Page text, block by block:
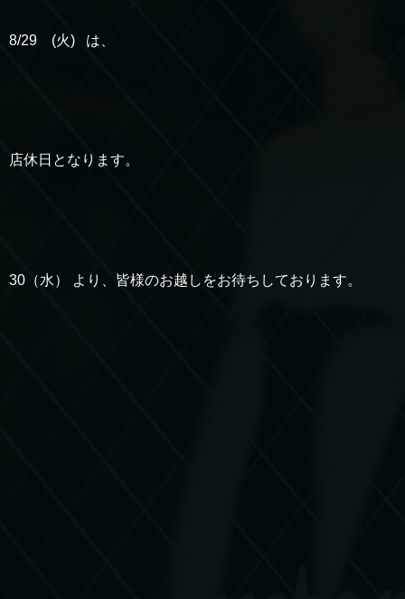
8/29 (火) は、
店休日となります。
30（水） より、皆様のお越しをお待ちしております。